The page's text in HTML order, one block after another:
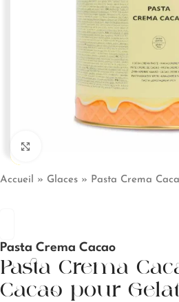
Accueil » Glaces » Pasta Crema
Pasta Crema Cacao
Pasta Crema
Cacao pour